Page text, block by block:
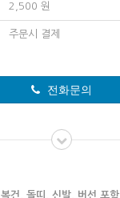
2,500 원
주문시 결제
전화문의
복건, 돌띠, 신발, 버선 포함